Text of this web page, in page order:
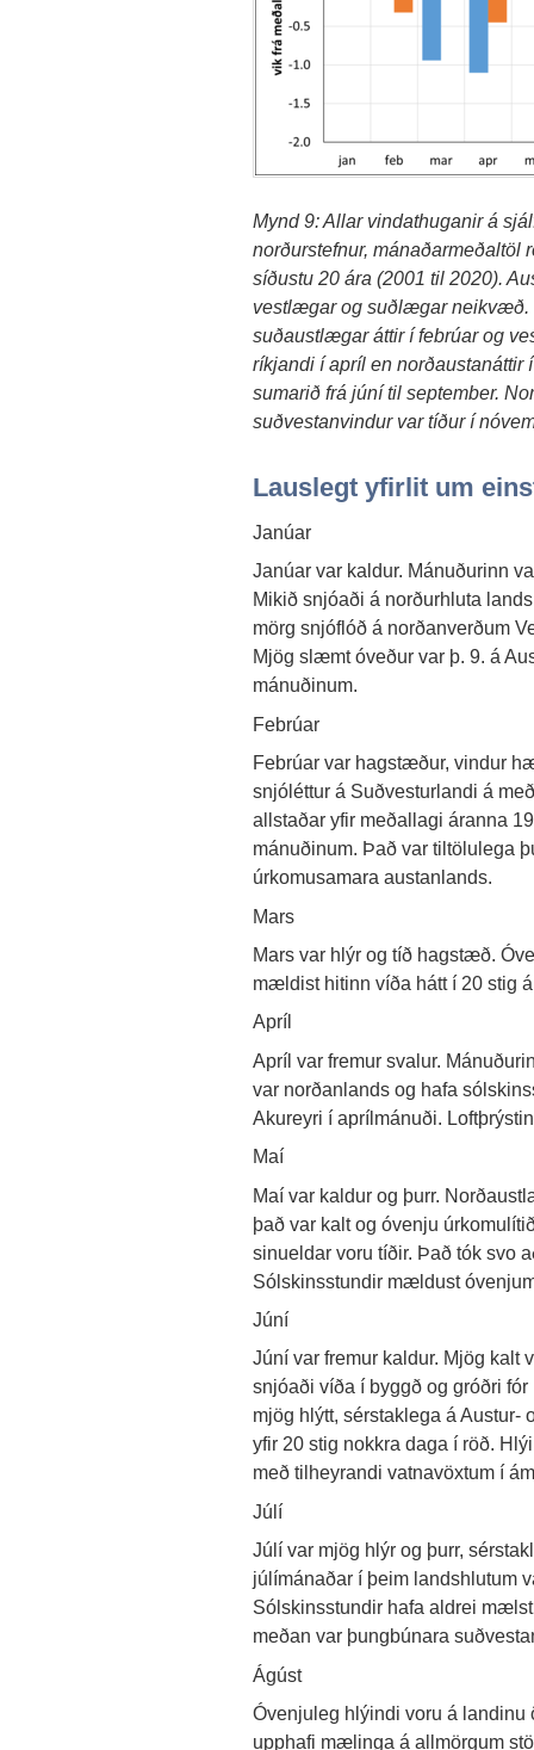
Mynd 9: Allar vindathuganir á
norðurstefnur, mánaðarmeðaltöl
síðustu 20 ára (2001 til 2020).
vestlægar og suðlægar neikvæð.
suðaustlægar áttir í febrúar og
ríkjandi í apríl en norðaustanáttir
sumarið frá júní til september.
suðvestanvindur var tíður í
Lauslegt yfirlit um
Janúar
Janúar var kaldur. Mánuðurinn
Mikið snjóaði á norðurhluta
mörg snjóflóð á norðanverðum
Mjög slæmt óveður var þ. 9. á
mánuðinum.
Febrúar
Febrúar var hagstæður, vindur
snjóléttur á Suðvesturlandi á
allstaðar yfir meðallagi áranna
mánuðinum. Það var tiltölulega
úrkomusamara austanlands.
Mars
Mars var hlýr og tíð hagstæð.
mældist hitinn víða hátt í 20 stig
Apríl
Apríl var fremur svalur.
var norðanlands og hafa
Akureyri í aprílmánuði.
Maí
Maí var kaldur og þurr.
það var kalt og óvenju
sinueldar voru tíðir. Það tók svo
Sólskinsstundir mældust
Júní
Júní var fremur kaldur. Mjög kalt
snjóaði víða í byggð og gróðri
mjög hlýtt, sérstaklega á Austur-
yfir 20 stig nokkra daga í röð.
með tilheyrandi vatnavöxtum í
Júlí
Júlí var mjög hlýr og þurr,
júlímánaðar í þeim landshlutum
Sólskinsstundir hafa aldrei
meðan var þungbúnara
Ágúst
Óvenjuleg hlýindi voru á landinu
upphafi mælinga á allmörgum